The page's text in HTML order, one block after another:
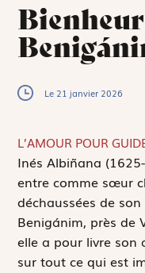
Le 21 janvier 2026
L’AMOUR POUR
Inés Albiñana
entre comme sœur
déchaussées de
Benigánim, près de
elle a pour livre son
sur tout ce qui est